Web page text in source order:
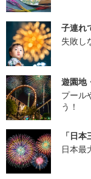
子連れ
失敗し
遊園地
プール
う！
「日
日本最